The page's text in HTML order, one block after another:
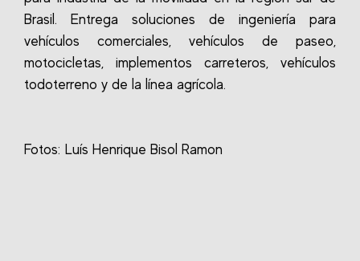
Brasil. Entrega soluciones de ingeniería para
vehículos comerciales, vehículos de paseo,
motocicletas, implementos carreteros, vehículos
todoterreno y de la línea agrícola.
Fotos: Luís Henrique Bisol Ramon